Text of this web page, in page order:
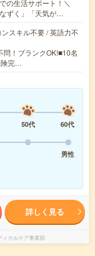
の生活サポート！＼
ずく」「天気が…
スキル不要 / 英語力不
！ブランクOK!■10名
険完…
50代
60代
男性
詳しく見る
カルケア事業部